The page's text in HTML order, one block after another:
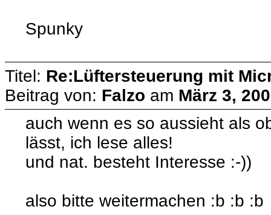
Spunky
Titel: Re:Lüftersteuerung mit
Beitrag von: Falzo am März 3,
auch wenn es so aussieht als
lässt, ich lese alles!
und nat. besteht Interesse :-))
also bitte weitermachen :b :b :b